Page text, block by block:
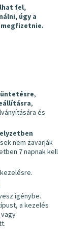
fel,
úgy a
megfizetnie.
,
,
és
nem zavarják
7 napnak kell
igénybe.
a kezelés